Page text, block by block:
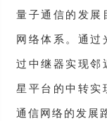
量子通信的发展
网络体系。通过
过中继器实现邻
星平台的中转实
通信网络的发展